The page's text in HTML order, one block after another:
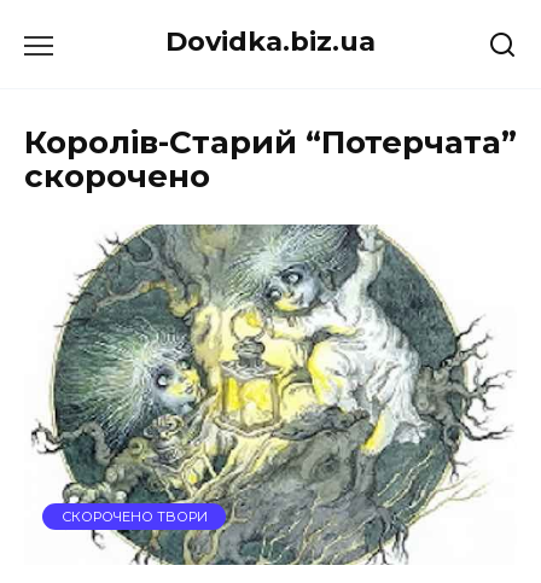
до
Dovidka.biz.ua
Королів-Старий “Потерчата”
скорочено
СКОРОЧЕНО ТВОРИ